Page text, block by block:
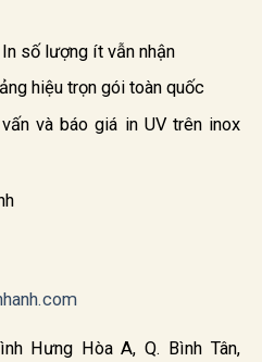
số lượng ít vẫn nhận
hiệu trọn gói toàn quốc
và báo giá in UV trên inox
Hưng Hòa A, Q. Bình Tân,